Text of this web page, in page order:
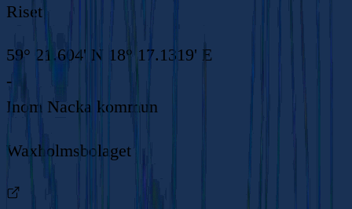
Riset
59° 21.604' N 18° 17.1319' E
-
Inom Nacka kommun
Waxholmsbolaget